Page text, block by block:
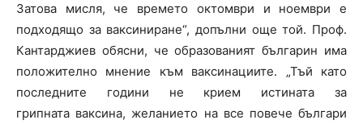
Затова мисля, че времето октомври и ноември е
подходящо за ваксиниране“, допълни още той. Проф.
Кантарджиев обясни, че образованият българин има
положително мнение към ваксинациите. „Тъй като
последните години не крием истината за
грипната ваксина, желанието на все повече българи